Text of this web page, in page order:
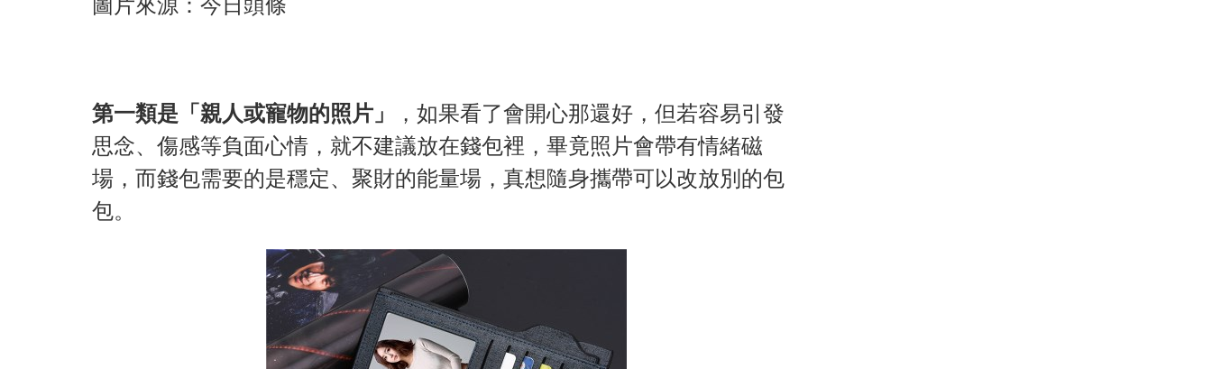
圖片來源：今日頭條
第一類是「親人或寵物的照片」
，如果看了會開心那還好，但若容易引發
思念、傷感等負面心情，就不建議放在錢包裡，畢竟照片會帶有情緒磁
場，而錢包需要的是穩定、聚財的能量場，真想隨身攜帶可以改放別的包
包。